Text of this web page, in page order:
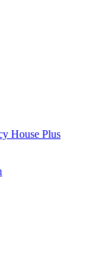
House Plus